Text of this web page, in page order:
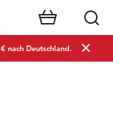
nach Deutschland.